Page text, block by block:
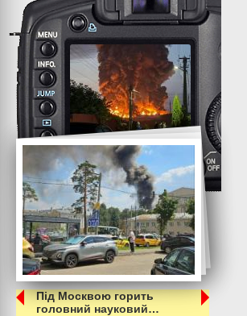
Під Москвою горить
головний науковий…